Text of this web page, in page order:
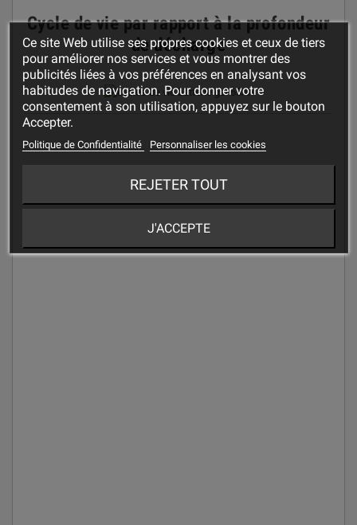
Cycle de vie par rapport à la profondeur
de décharge
Ce site Web utilise ses propres cookies et ceux de tiers
pour améliorer nos services et vous montrer des
publicités liées à vos préférences en analysant vos
habitudes de navigation. Pour donner votre
consentement à son utilisation, appuyez sur le bouton
Accepter.
Politique de Confidentialité Personnaliser les cookies
REJETER TOUT
J'ACCEPTE